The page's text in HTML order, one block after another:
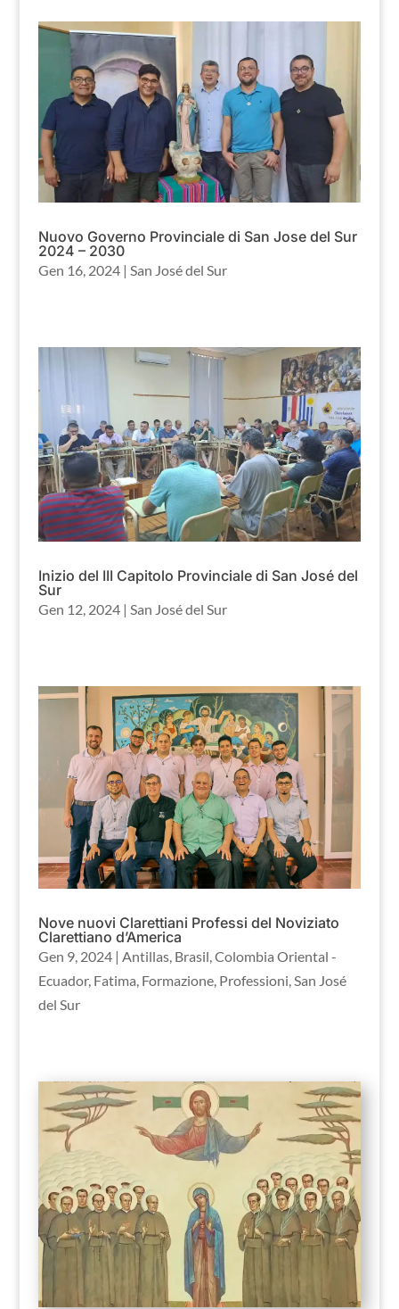
Nuovo Governo Provinciale di San Jose del Sur
2024 – 2030
Gen 16, 2024| San José del Sur
Inizio del III Capitolo Provinciale di San José del
Sur
Gen 12, 2024| San José del Sur
Nove nuovi Clarettiani Professi del Noviziato
Clarettiano d’America
Gen 9, 2024| Antillas, Brasil,Colombia Oriental -
Ecuador, Fatima, Formazione, Professioni,San José
del Sur